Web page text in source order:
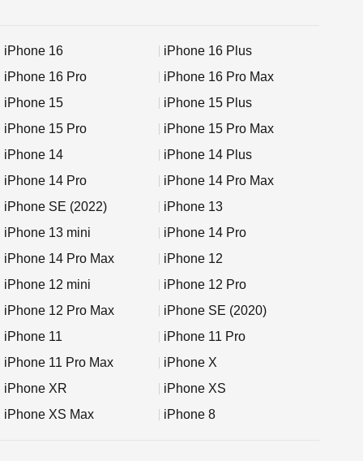
iPhone 16
iPhone 16 Plus
iPhone 16 Pro
iPhone 16 Pro Max
iPhone 15
iPhone 15 Plus
iPhone 15 Pro
iPhone 15 Pro Max
iPhone 14
iPhone 14 Plus
iPhone 14 Pro
iPhone 14 Pro Max
iPhone SE (2022)
iPhone 13
iPhone 13 mini
iPhone 14 Pro
iPhone 14 Pro Max
iPhone 12
iPhone 12 mini
iPhone 12 Pro
iPhone 12 Pro Max
iPhone SE (2020)
iPhone 11
iPhone 11 Pro
iPhone 11 Pro Max
iPhone X
iPhone XR
iPhone XS
iPhone XS Max
iPhone 8